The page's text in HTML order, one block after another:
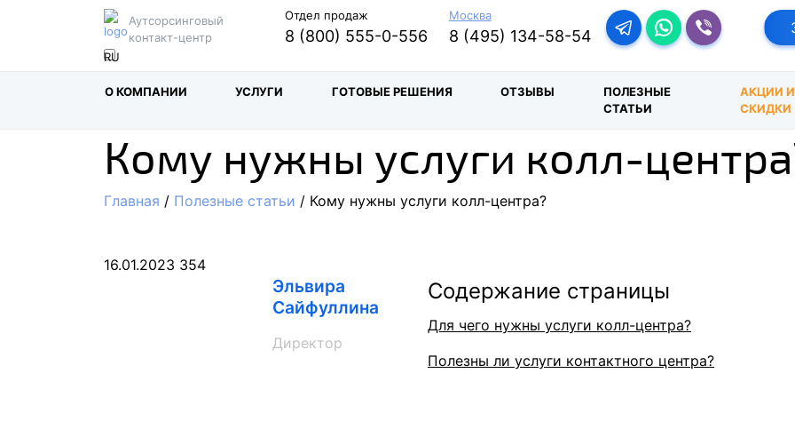
Аутсорсинговый
контакт-центр
Отдел продаж
8 (800) 555-0-556
Москва
8 (495) 134-58-54
Перейти в телеграм-
Перейти в Ватсап
Перейти в
О КОМПАНИИ УСЛУГИ ГОТОВЫЕ РЕШЕНИЯ ОТЗЫВЫ
ПОЛЕЗНЫЕ
СТАТЬИ
АКЦИИ И
СКИДКИ
Кому нужны услуги колл-
Главная / Полезные статьи / Кому нужны услуги колл-центра?
16.01.2023 354
Эльвира
Сайфуллина
Директор
Содержание страницы
Для чего нужны услуги колл-центра?
Полезны ли услуги контактного центра?